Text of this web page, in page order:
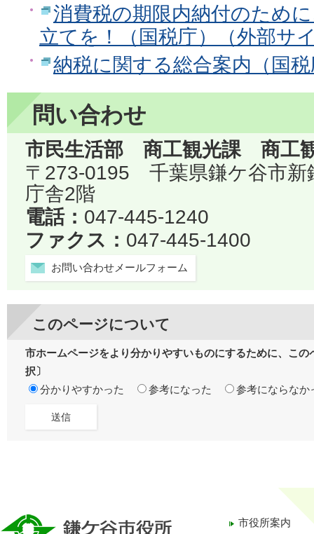
消費税の期限内納付のため
立てを！（国税庁）（外部サ
納税に関する総合案内（国
問い合わせ
市民生活部 商工観光課 商工
〒273-0195 千葉県鎌ケ谷市
庁舎2階
電話： 047-445-1240
ファクス： 047-445-1400
お問い合わせメールフォーム
このページについて
市ホームページをより分かりやすいものにするために、こ
択〕
分かりやすかった
参考になった 参考にならなか
市役所案内